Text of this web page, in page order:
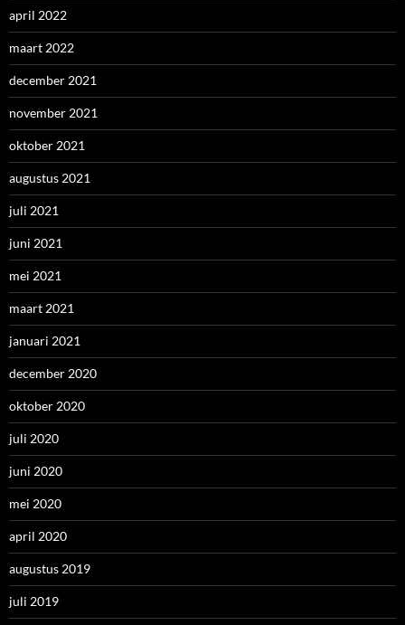
april 2022
maart 2022
december 2021
november 2021
oktober 2021
augustus 2021
juli 2021
juni 2021
mei 2021
maart 2021
januari 2021
december 2020
oktober 2020
juli 2020
juni 2020
mei 2020
april 2020
augustus 2019
juli 2019